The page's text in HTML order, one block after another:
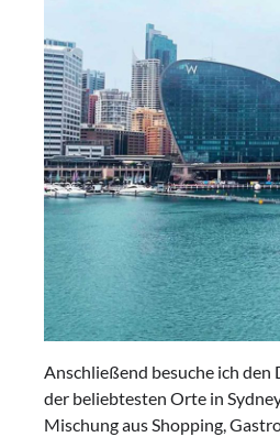
Anschließend besuche ich den
der beliebtesten Orte in
Mischung aus Shopping,